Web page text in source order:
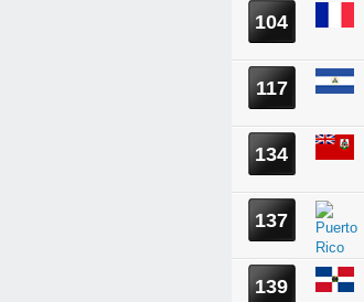
104
117
134
137
139